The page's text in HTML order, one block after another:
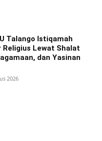
Talango Istiqamah
Religius Lewat Shalat
dan Yasinan
2026